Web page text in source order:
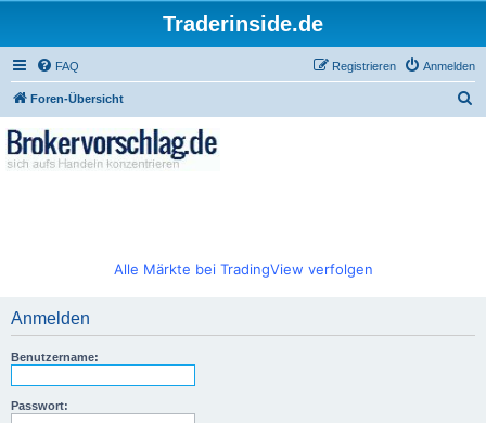
Traderinside.de
FAQ Anmelden
Registrieren
Foren-Übersicht
Alle Märkte bei TradingView verfolgen
Anmelden
Benutzername:
Passwort: